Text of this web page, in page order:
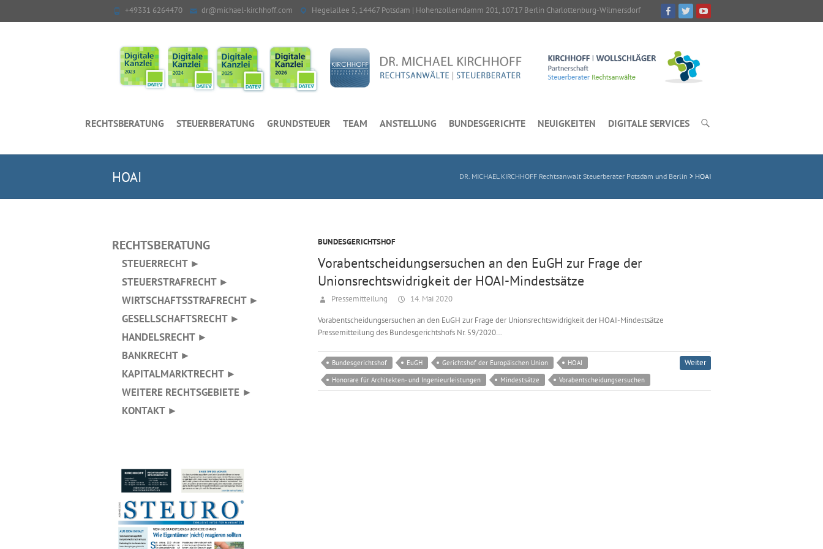
+49331 6264470 dr@michael-kirchhoff.com Hegelallee 5, 14467 Potsdam | Hohenzollerndamm 201, 10717 Berlin Charlottenburg-Wilmersdorf
RECHTSBERATUNG STEUERBERATUNG GRUNDSTEUER TEAM ANSTELLUNG BUNDESGERICHTE NEUIGKEITEN DIGITALE SERVICES
DR. MICHAEL KIRCHHOFF Rechtsanwalt Steuerberater Potsdam und Berlin > HOAI
HOAI
BUNDESGERICHTSHOF
Vorabentscheidungsersuchen an den EuGH zur Frage der
Unionsrechtswidrigkeit der HOAI-Mindestsätze
Pressemitteilung 14. Mai 2020
Vorabentscheidungsersuchen an den EuGH zur Frage der Unionsrechtswidrigkeit der HOAI-Mindestsätze
Pressemitteilung des Bundesgerichtshofs Nr. 59/2020…
Bundesgerichtshof EuGH Gerichtshof der Europäischen Union
HOAI
Honorare für Architekten- und Ingenieurleistungen
Mindestsätze Vorabentscheidungsersuchen
Weiter
RECHTSBERATUNG
STEUERRECHT ►
STEUERSTRAFRECHT ►
WIRTSCHAFTSSTRAFRECHT ►
GESELLSCHAFTSRECHT ►
HANDELSRECHT ►
BANKRECHT ►
KAPITALMARKTRECHT ►
WEITERE RECHTSGEBIETE ►
KONTAKT ►